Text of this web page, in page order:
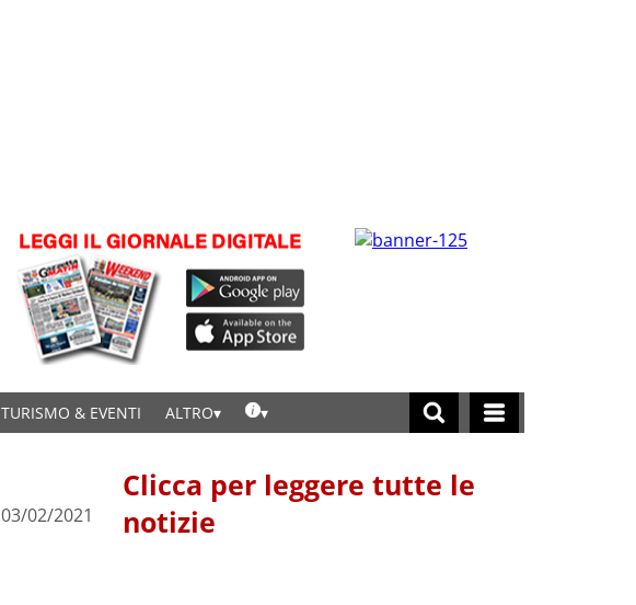
TURISMO & EVENTI ALTRO
03/02/2021
Clicca per leggere tutte le
notizie